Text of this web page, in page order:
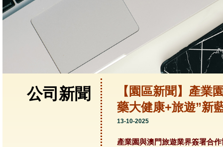
公司新聞
【園區新聞】產業
藥大健康+旅遊”新
13-10-2025
產業園與澳門旅遊業界簽署合